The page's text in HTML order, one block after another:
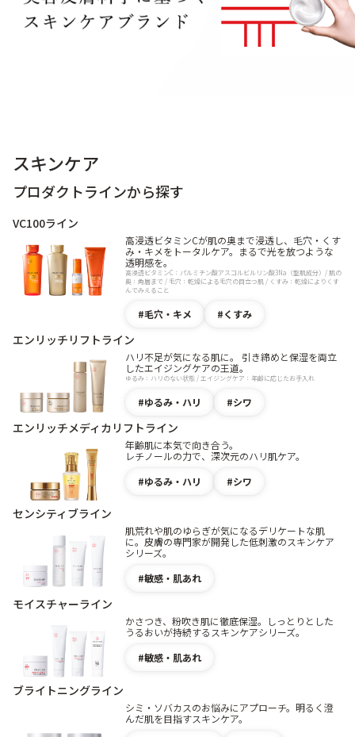
スキンケア
プロダクトラインから探す
VC100ライン
高浸透ビタミンCが肌の奥まで浸透し、毛穴・くす
み・キメをトータルケア。まるで光を放つような
透明感を。
高浸透ビタミンC：パルミチン酸アスコルビルリン酸3Na（整肌成分）/ 肌の
奥：角層まで / 毛穴：乾燥による毛穴の目立つ肌 / くすみ：乾燥によりくす
んでみえること
毛穴・キメ くすみ
エンリッチリフトライン
ハリ不足が気になる肌に。 引き締めと保湿を両立
したエイジングケアの王道。
ゆるみ：ハリのない状態 / エイジングケア：年齢に応じたお手入れ
ゆるみ・ハリ シワ
エンリッチメディカリフトライン
年齢肌に本気で向き合う。
レチノールの力で、深次元のハリ肌ケア。
ゆるみ・ハリ
シワ
センシティブライン
肌荒れや肌のゆらぎが気になるデリケートな肌
に。皮膚の専門家が開発した低刺激のスキンケア
シリーズ。
敏感・肌あれ
モイスチャーライン
かさつき、粉吹き肌に徹底保湿。しっとりとした
うるおいが持続するスキンケアシリーズ。
敏感・肌あれ
ブライトニングライン
シミ・ソバカスのお悩みにアプローチ。明るく澄
んだ肌を目指すスキンケア。